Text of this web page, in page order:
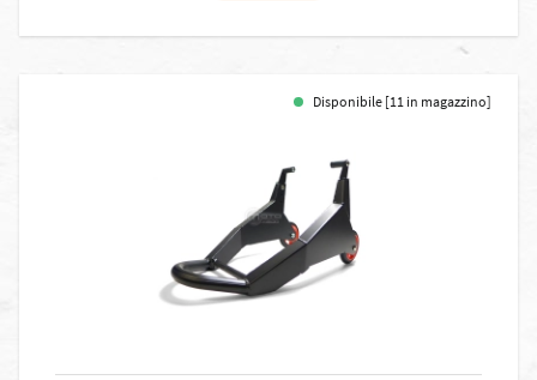
Disponibile [11 in magazzino]